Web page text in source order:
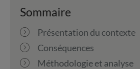
Sommaire
Présentation du contexte
Conséquences
Méthodologie et analyse